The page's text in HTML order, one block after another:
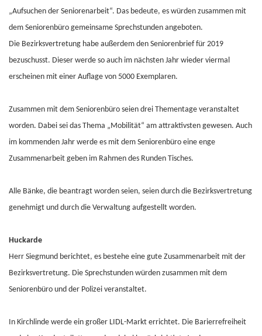
„Aufsuchen der Seniorenarbeit“. Das bedeute, es würden zusammen mit
dem Seniorenbüro gemeinsame Sprechstunden angeboten.
Die Bezirksvertretung habe außerdem den Seniorenbrief für 2019
bezuschusst. Dieser werde so auch im nächsten Jahr wieder viermal
erscheinen mit einer Auflage von 5000 Exemplaren.
Zusammen mit dem Seniorenbüro seien drei Thementage veranstaltet
worden. Dabei sei das Thema „Mobilität“ am attraktivsten gewesen. Auch
im kommenden Jahr werde es mit dem Seniorenbüro eine enge
Zusammenarbeit geben im Rahmen des Runden Tisches.
Alle Bänke, die beantragt worden seien, seien durch die Bezirksvertretung
genehmigt und durch die Verwaltung aufgestellt worden.
Huckarde
Herr Siegmund berichtet, es bestehe eine gute Zusammenarbeit mit der
Bezirksvertretung. Die Sprechstunden würden zusammen mit dem
Seniorenbüro und der Polizei veranstaltet.
In Kirchlinde werde ein großer LIDL-Markt errichtet. Die Barierrefreiheit